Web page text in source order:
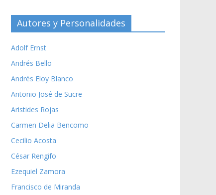
Autores y Personalidades
Adolf Ernst
Andrés Bello
Andrés Eloy Blanco
Antonio José de Sucre
Aristides Rojas
Carmen Delia Bencomo
Cecilio Acosta
César Rengifo
Ezequiel Zamora
Francisco de Miranda